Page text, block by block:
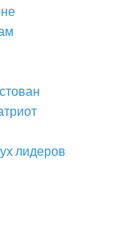
лидеров